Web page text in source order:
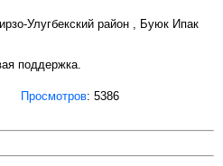
Улугбекский район , Буюк Ипак
поддержка.
Просмотров: 5386